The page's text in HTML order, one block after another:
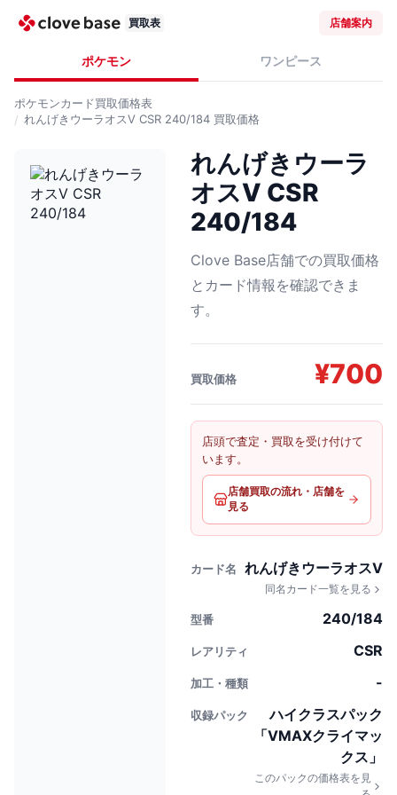
買取表 店舗案内
ポケモン ワンピース
ポケモンカード買取価格表
れんげきウーラオスV CSR 240/184 買取価格
れんげきウーラ
オスV CSR
240/184
Clove Base店舗での買取価格
とカード情報を確認できま
す。
買取価格 ¥700
店頭で査定・買取を受け付けて
います。
店舗買取の流れ・店舗を
見る
カード名 れんげきウーラオスV
同名カード一覧を見る
型番 240/184
レアリティ CSR
加工・種類 -
収録パック
ハイクラスパック
「VMAXクライマッ
クス」
このパックの価格表を見